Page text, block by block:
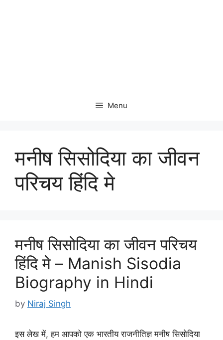
Menu
मनीष सिसोदिया का जीवन
परिचय हिंदि मे
मनीष सिसोदिया का जीवन परिचय
हिंदि मे – Manish Sisodia
Biography in Hindi
by Niraj Singh
इस लेख में, हम आपको एक भारतीय राजनीतिज्ञ मनीष सिसोदिया